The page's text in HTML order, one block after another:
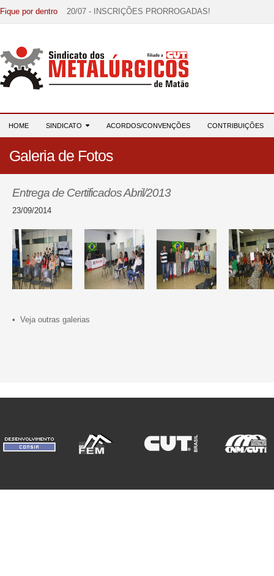
Fique por dentro 20/07 - INSCRIÇÕES PRORROGADAS!
07/07 - Increva-se! Link na descrição!
03/08 - DATA-BASE 2026: HORA DE UNIÃO E
HOME SINDICATO ACORDOS/CONVENÇÕES CONTRIBUIÇÕES
Galeria de Fotos
Entrega de Certificados Abril/2013
23/09/2014
• Veja outras galerias